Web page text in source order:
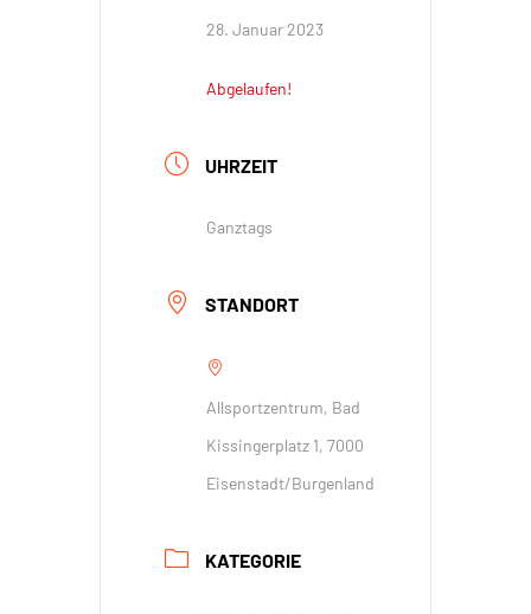
28. Januar 2023
Abgelaufen!
UHRZEIT
Ganztags
STANDORT
Allsportzentrum, Bad
Kissingerplatz 1, 7000
Eisenstadt/Burgenland
KATEGORIE